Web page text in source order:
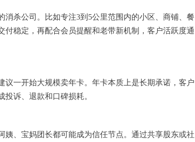
杀公司。比如专注3到5公里范围内的小区、商铺、餐
稳定，再配合会员提醒和老带新机制，客户活跃度通
一开始大规模卖年卡。年卡本质上是长期承诺，客户
诉、退款和口碑损耗。
、宝妈团长都可能成为信任节点。通过共享股东或社